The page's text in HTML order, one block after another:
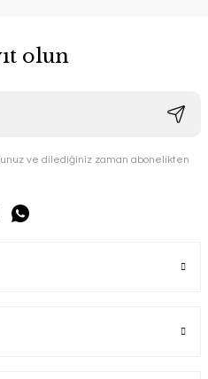
olun
ve dilediğiniz zaman abonelikten